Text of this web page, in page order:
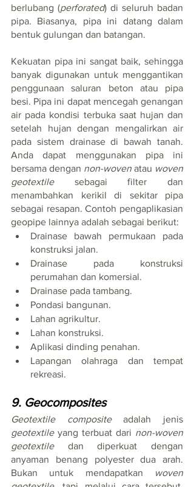
berlubang (perforated) di seluruh badan
pipa. Biasanya, pipa ini datang dalam
bentuk gulungan dan batangan.
Kekuatan pipa ini sangat baik, sehingga
banyak digunakan untuk menggantikan
penggunaan saluran beton atau pipa
besi. Pipa ini dapat mencegah genangan
air pada kondisi terbuka saat hujan dan
setelah hujan dengan mengalirkan air
pada sistem drainase di bawah tanah.
Anda dapat menggunakan pipa ini
bersama dengan non-woven atau woven
geotextile sebagai filter dan
menambahkan kerikil di sekitar pipa
sebagai resapan. Contoh pengaplikasian
geopipe lainnya adalah sebagai berikut:
Drainase bawah permukaan pada
konstruksi jalan.
Drainase pada konstruksi
perumahan dan komersial.
Drainase pada tambang.
Pondasi bangunan.
Lahan agrikultur.
Lahan konstruksi.
Aplikasi dinding penahan.
Lapangan olahraga dan tempat
rekreasi.
9. Geocomposites
Geotextile composite
geotextile yang terbuat dari non-woven
geotextile dan diperkuat dengan
anyaman benang polyester dua arah.
Bukan untuk mendapatkan
woven